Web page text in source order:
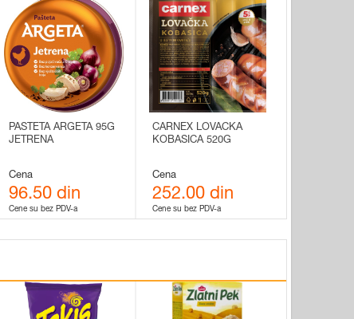
PASTETA ARGETA 95G
JETRENA
Cena
96.50 din
Cene su bez PDV-a
CARNEX LOVACKA
KOBASICA 520G
Cena
252.00 din
Cene su bez PDV-a